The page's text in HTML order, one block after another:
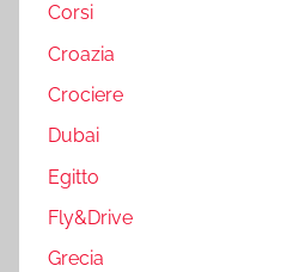
Corsi
Croazia
Crociere
Dubai
Egitto
Fly&Drive
Grecia